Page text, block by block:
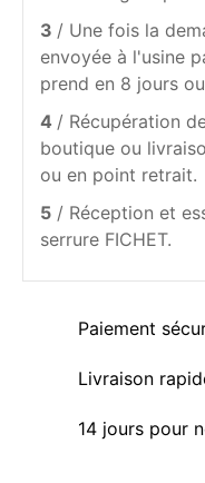
3 / Une fois la
envoyée à l'usine
prend en 8 jours
4 / Récupération
boutique ou
ou en point retrait.
5 / Réception et
serrure FICHET.
Paiement
Livraison
14 jours pour